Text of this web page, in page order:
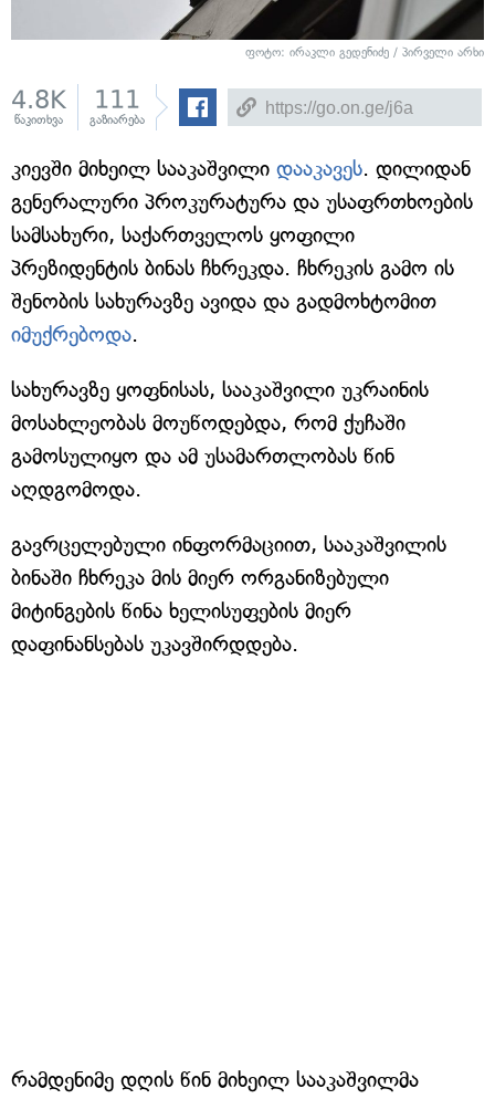
ფოტო: ირაკლი გედენიძე / პირველი არხი
4.8K
წაკითხვა
111
გაზიარება
კიევში მიხეილ სააკაშვილი დააკავეს. დილიდან
გენერალური პროკურატურა და უსაფრთხოების
სამსახური, საქართველოს ყოფილი
პრეზიდენტის ბინას ჩხრეკდა. ჩხრეკის გამო ის
შენობის სახურავზე ავიდა და გადმოხტომით
იმუქრებოდა.
სახურავზე ყოფნისას, სააკაშვილი უკრაინის
მოსახლეობას მოუწოდებდა, რომ ქუჩაში
გამოსულიყო და ამ უსამართლობას წინ
აღდგომოდა.
გავრცელებული ინფორმაციით, სააკაშვილის
ბინაში ჩხრეკა მის მიერ ორგანიზებული
მიტინგების წინა ხელისუფების მიერ
დაფინანსებას უკავშირდდება.
რამდენიმე დღის წინ მიხეილ სააკაშვილმა